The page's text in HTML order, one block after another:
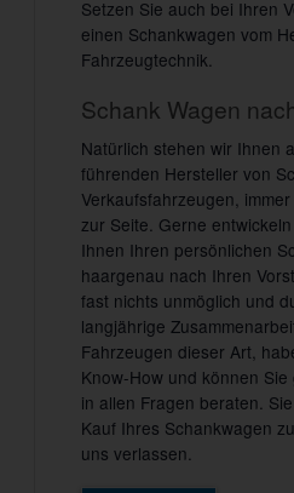
Setzen Sie auch bei Ihren
einen Schankwagen vom
Fahrzeugtechnik.
Schank Wagen
Natürlich stehen wir Ihnen
führenden Hersteller von
Verkaufsfahrzeugen,
zur Seite. Gerne
Ihnen Ihren persönlichen
haargenau nach Ihren
fast nichts unmöglich und
langjährige
Fahrzeugen dieser Art,
Know-How und können
in allen Fragen beraten.
Kauf Ihres Schankwagen
uns verlassen.